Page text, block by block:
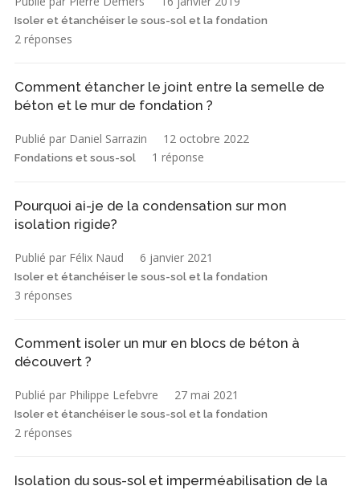
Isoler et étanchéiser le sous-sol et la fondation
2 réponses
Comment étancher le joint entre la semelle de
béton et le mur de fondation ?
Publié par Daniel Sarrazin 12 octobre 2022
Fondations et sous-sol 1 réponse
Pourquoi ai-je de la condensation sur mon
isolation rigide?
Publié par Félix Naud 6 janvier 2021
Isoler et étanchéiser le sous-sol et la fondation
3 réponses
Comment isoler un mur en blocs de béton à
découvert ?
Publié par Philippe Lefebvre 27 mai 2021
Isoler et étanchéiser le sous-sol et la fondation
2 réponses
Isolation du sous-sol et imperméabilisation de la